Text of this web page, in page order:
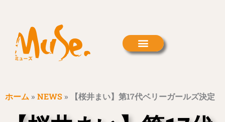
ホーム » NEWS » 【桜井まい】第17代ベリーガールズ決定